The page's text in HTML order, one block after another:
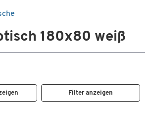
180x80 weiß
Filter anzeigen